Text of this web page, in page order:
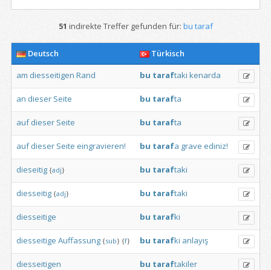
51 indirekte Treffer gefunden für: bu taraf
Deutsch
Türkisch
am diesseitigen Rand bu taraftaki kenarda
an dieser Seite bu tarafta
auf dieser Seite bu tarafta
auf dieser Seite eingravieren! bu tarafa grave ediniz!
dieseitig {adj} bu taraftaki
diesseitig {adj} bu taraftaki
diesseitige bu tarafki
diesseitige Auffassung {sub} {f} bu tarafki anlayış
diesseitigen bu taraftakiler